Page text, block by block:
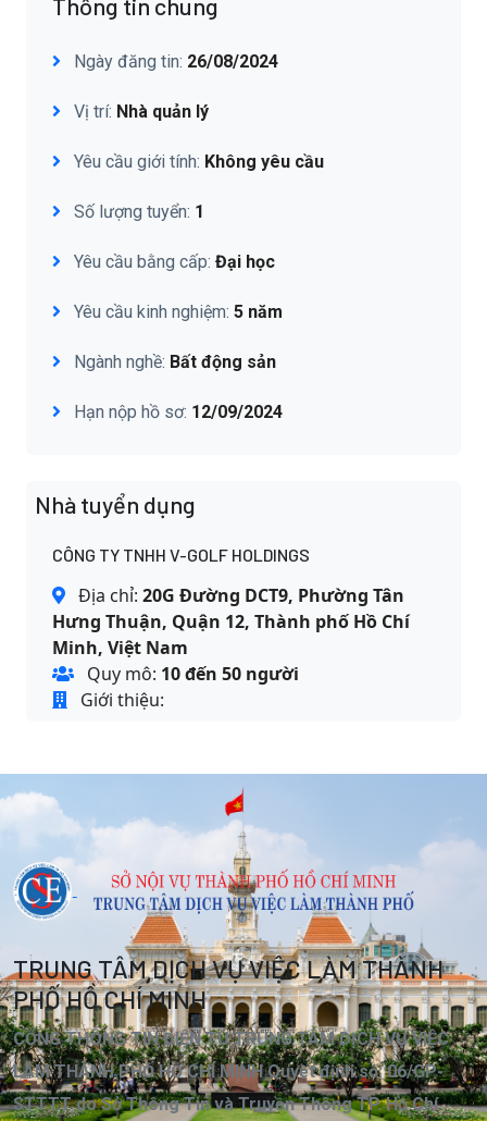
Ngày đăng tin: 26/08/2024
Vị trí: Nhà quản lý
Yêu cầu giới tính: Không yêu cầu
Số lượng tuyển: 1
Yêu cầu bằng cấp: Đại học
Yêu cầu kinh nghiệm: 5 năm
Ngành nghề: Bất động sản
Hạn nộp hồ sơ: 12/09/2024
Nhà tuyển dụng
CÔNG TY TNHH V-GOLF HOLDINGS
Địa chỉ: 20G Đường DCT9, Phường Tân
Hưng Thuận, Quận 12, Thành phố Hồ Chí
Minh, Việt Nam
Quy mô: 10 đến 50 người
Giới thiệu:
TRUNG TÂM DỊCH VỤ VIỆC LÀM THÀNH
PHỐ HỒ CHÍ MINH
CỔNG THÔNG TIN ĐIỆN TỬ TRUNG TÂM DỊCH VỤ VIỆC
LÀM THÀNH PHỐ HỒ CHÍ MINH Quyết định số: 06/GP-
STTTT do Sở Thông Tin và Truyền Thông TP. Hồ Chí